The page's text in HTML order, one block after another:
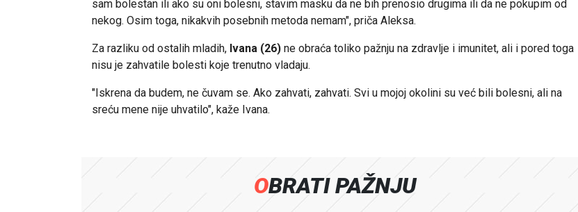
sam bolestan ili ako su oni bolesni, stavim masku da ne bih prenosio drugima ili da ne pokupim od
nekog. Osim toga, nikakvih posebnih metoda nemam", priča Aleksa.
Za razliku od ostalih mladih, Ivana (26) ne obraća toliko pažnju na zdravlje i imunitet, ali i pored toga
nisu je zahvatile bolesti koje trenutno vladaju.
"Iskrena da budem, ne čuvam se. Ako zahvati, zahvati. Svi u mojoj okolini su već bili bolesni, ali na
sreću mene nije uhvatilo", kaže Ivana.
OBRATI PAŽNJU